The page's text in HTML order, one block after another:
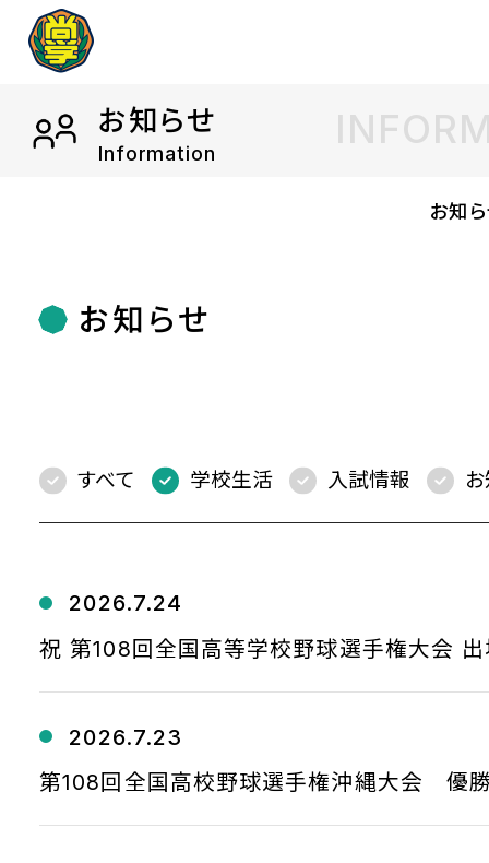
お知らせ
Information
お知
お知らせ
すべて 学校生活 入試情報
2026.7.24
祝 第108回全国高等学校野球選手権大会 出
2026.7.23
第108回全国高校野球選手権沖縄大会 優